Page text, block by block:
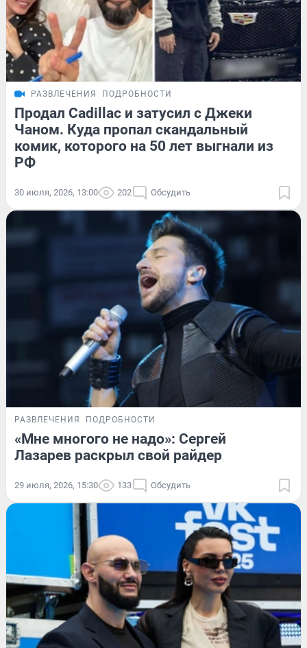
РАЗВЛЕЧЕНИЯ ПОДРОБНОСТИ
Продал Cadillac и затусил с Джеки
Чаном. Куда пропал скандальный
комик, которого на 50 лет выгнали из
РФ
30 июля, 2026, 13:00 202 Обсудить
РАЗВЛЕЧЕНИЯ ПОДРОБНОСТИ
«Мне многого не надо»: Сергей
Лазарев раскрыл свой райдер
29 июля, 2026, 15:30 133 Обсудить